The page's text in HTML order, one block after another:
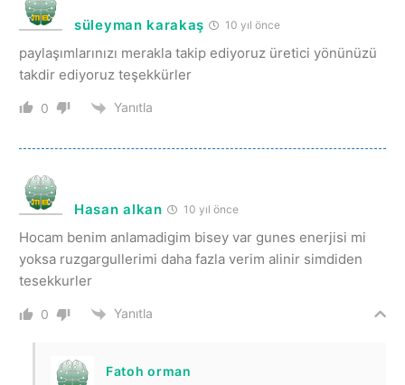
süleyman karakaş 10 yıl önce
paylaşımlarınızı merakla takip ediyoruz üretici yönünüzü
takdir ediyoruz teşekkürler
0 Yanıtla
Hasan alkan 10 yıl önce
Hocam benim anlamadigim bisey var gunes enerjisi mi
yoksa ruzgargullerimi daha fazla verim alinir simdiden
tesekkurler
0 Yanıtla
Fatoh orman